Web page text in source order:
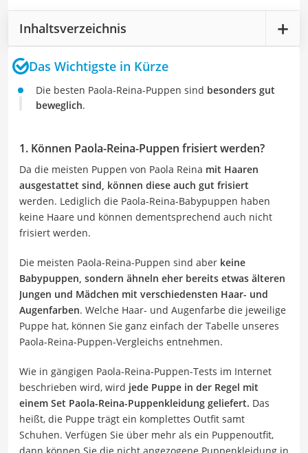
Inhaltsverzeichnis
Das Wichtigste in Kürze
Die besten Paola-Reina-Puppen sind besonders gut
beweglich.
1. Können Paola-Reina-Puppen frisiert werden?
Da die meisten Puppen von Paola Reina mit Haaren
ausgestattet sind, können diese auch gut frisiert
werden. Lediglich die Paola-Reina-Babypuppen haben
keine Haare und können dementsprechend auch nicht
frisiert werden.
Die meisten Paola-Reina-Puppen sind aber keine
Babypuppen, sondern ähneln eher bereits etwas älteren
Jungen und Mädchen mit verschiedensten Haar- und
Augenfarben. Welche Haar- und Augenfarbe die jeweilige
Puppe hat, können Sie ganz einfach der Tabelle unseres
Paola-Reina-Puppen-Vergleichs entnehmen.
Wie in gängigen Paola-Reina-Puppen-Tests im Internet
beschrieben wird, wird jede Puppe in der Regel mit
einem Set Paola-Reina-Puppenkleidung geliefert. Das
heißt, die Puppe trägt ein komplettes Outfit samt
Schuhen. Verfügen Sie über mehr als ein Puppenoutfit,